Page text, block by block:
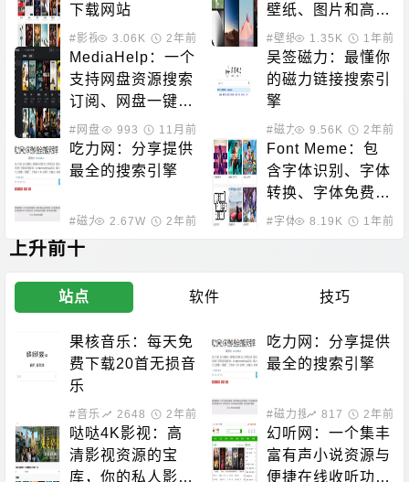
下载网站
#影视下载3.06K 2年前
壁纸、图片和高清
背景图片
#壁纸下载1.35K 1年前
MediaHelp：一个
支持网盘资源搜索
订阅、网盘一键转
存、定时自动转存
的开源项目
#网盘搜索993 11月前
吴签磁力：最懂你
的磁力链接搜索引
擎
#磁力搜索9.56K 2年前
吃力网：分享提供
最全的搜索引擎
#磁力搜索2.67W 2年前
Font Meme：包
含字体识别、字体
转换、字体免费下
载的站点
#字体下载8.19K 1年前
上升前十
站点 软件 技巧
果核音乐：每天免
费下载20首无损音
乐
#音乐下载2648 2年前
吃力网：分享提供
最全的搜索引擎
#磁力搜索817 2年前
哒哒4K影视：高
清影视资源的宝
库，你的私人影院
幻听网：一个集丰
富有声小说资源与
便捷在线收听功能